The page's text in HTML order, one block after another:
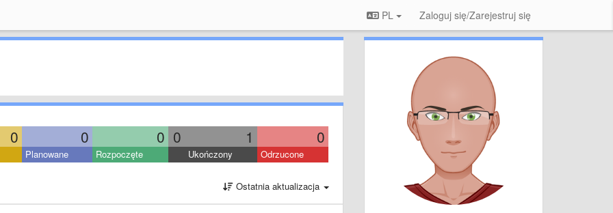
PL Zaloguj się/Zarejestruj się
0 0 0 0 1 0
Planowane Rozpoczęte Ukończony Odrzucone
Ostatnia aktualizacja